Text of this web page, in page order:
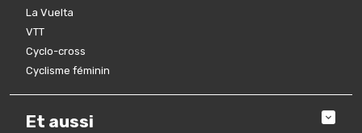
La Vuelta
VTT
Cyclo-cross
Cyclisme féminin
Et aussi